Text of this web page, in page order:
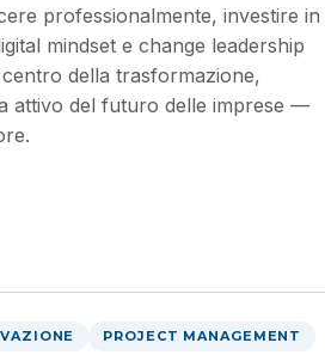
professionalmente, investire in
mindset e change leadership
della trasformazione,
attivo del futuro delle imprese —
PROJECT MANAGEMENT